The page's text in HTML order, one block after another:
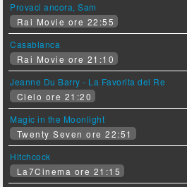
Provaci ancora, Sam
Rai Movie ore 22:55
Casablanca
Rai Movie ore 21:10
Jeanne Du Barry - La Favorita del Re
Cielo ore 21:20
Magic in the Moonlight
Twenty Seven ore 22:51
Hitchcock
La7Cinema ore 21:15